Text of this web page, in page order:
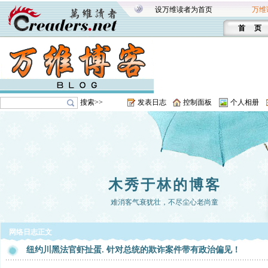
设万维读者为首页 万维
首 页
搜索>> 发表日志 控制面板 个人相册
木秀于林的博客
难消客气衰犹壮，不尽尘心老尚童
网络日志正文
纽约川黑法官虾扯蛋. 针对总统的欺诈案件带有政治偏见！